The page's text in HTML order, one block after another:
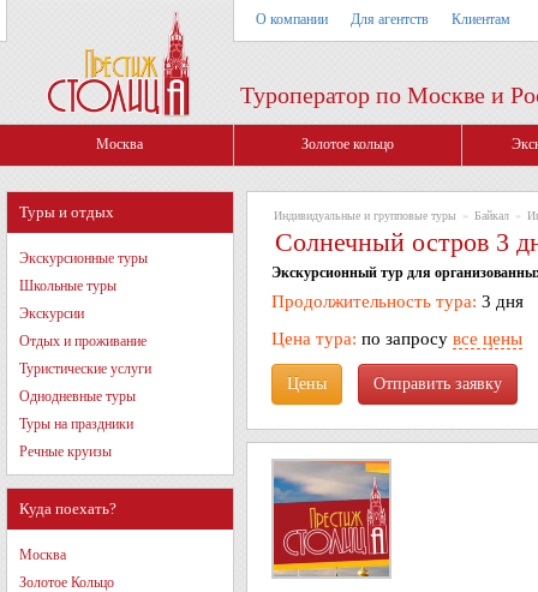
О компании Для агентств Клиентам
Туроператор по Москве и
Москва Золотое кольцо
Туры и отдых
Экскурсионные туры
Школьные туры
Экскурсии
Отдых и проживание
Туристические услуги
Однодневные туры
Туры на праздники
Речные круизы
Куда поехать?
Москва
Золотое Кольцо
Индивидуальные и групповые туры » Байкал »
Солнечный остров 3
Экскурсионный тур для
Продолжительность тура: 3 дня
Цена тура: по запросу все цены
Цены